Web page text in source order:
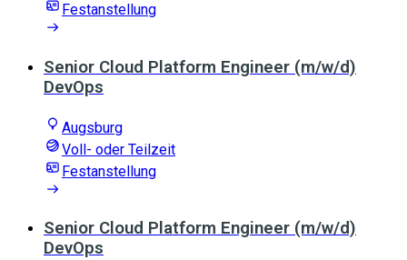
Festanstellung
Senior Cloud Platform Engineer (m/w/d)
DevOps
Augsburg
Voll- oder Teilzeit
Festanstellung
Senior Cloud Platform Engineer (m/w/d)
DevOps